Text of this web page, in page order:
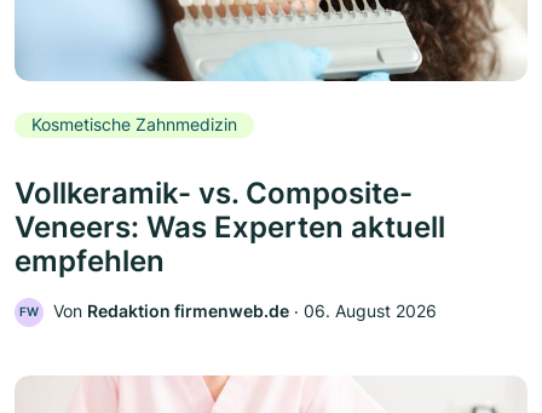
Kosmetische Zahnmedizin
Vollkeramik- vs. Composite-
Veneers: Was Experten aktuell
empfehlen
FW Von Redaktion firmenweb.de ‧ 06. August 2026